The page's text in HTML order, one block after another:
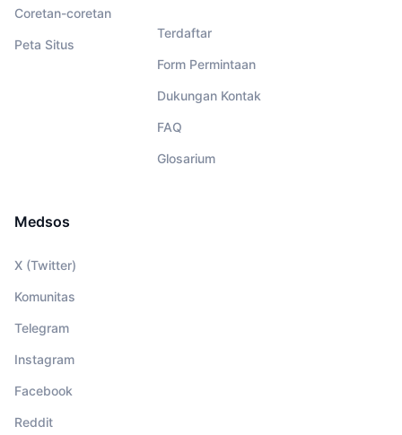
Coretan-coretan
Peta Situs
Terdaftar
Form Permintaan
Dukungan Kontak
FAQ
Glosarium
Medsos
X (Twitter)
Komunitas
Telegram
Instagram
Facebook
Reddit